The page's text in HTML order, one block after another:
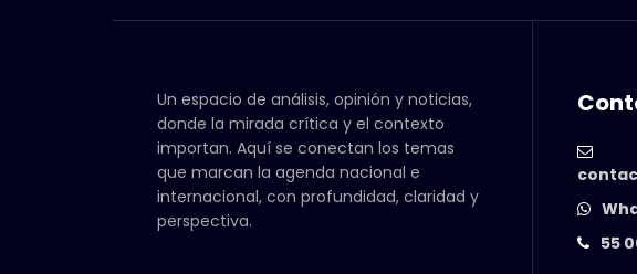
Un espacio de análisis, opinión y noticias,
donde la mirada crítica y el contexto
importan. Aquí se conectan los temas
que marcan la agenda nacional e
internacional, con profundidad, claridad y
perspectiva.
55